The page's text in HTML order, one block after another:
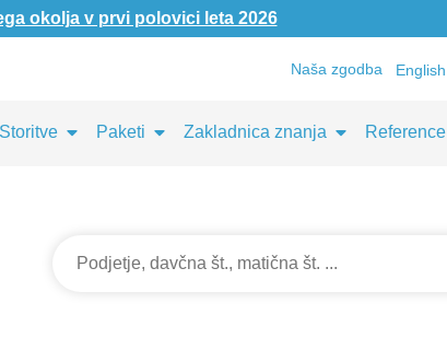
okolja v prvi polovici leta 2026
Naša zgodba English
Storitve Paketi Zakladnica znanja Reference